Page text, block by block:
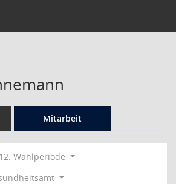
Mitarbeit
12. Wahlperiode